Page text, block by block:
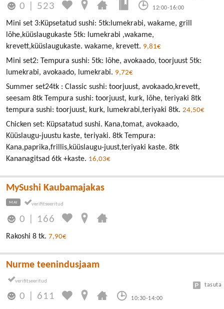
0 523 12:00-16:00
Mini set 3:Küpsetatud sushi: 5tk:lumekrabi, wakame, grill
lõhe,küüslaugukaste 5tk: lumekrabi ,wakame,
krevett,küüslaugukaste. wakame, krevett. 9,81€
Mini set2: Tempura sushi: 5tk: lõhe, avokaado, toorjuust 5tk:
lumekrabi, avokaado, lumekrabi. 9,72€
Summer set24tk : Classic sushi: toorjuust, avokaado,krevett,
seesam 8tk Tempura sushi: toorjuust, kurk, lõhe, teriyaki 8tk
tempura sushi: toorjuust, kurk, lumekrabi,teriyaki 8tk. 24,50€
Chicken set: Küpsatatud sushi. Kana,tomat, avokaado,
Küüslaugu-juustu kaste, teriyaki. 8tk Tempura:
Kana,paprika,frillis,küüslaugu-juust,teriyaki kaste. 8tk
Kananagitsad 6tk +kaste. 16,03€
MySushi Kaubamajakas
MAI
0 166
Rakoshi 8 tk. 7,90€
Nurme teenindusjaam
0 611 10:30-14:00
tasuta